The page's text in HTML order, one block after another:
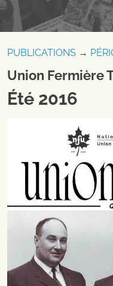
PUBLICATIONS →
Union Fermière
Été 2016